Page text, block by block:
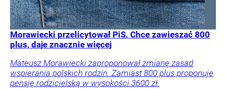
Morawiecki przelicytował PiS. Chce zawieszać 800
plus, daje znacznie więcej
Mateusz Morawiecki zaproponował zmianę zasad
wspierania polskich rodzin. Zamiast 800 plus proponuje
pensję rodzicielską w wysokości 3600 zł.